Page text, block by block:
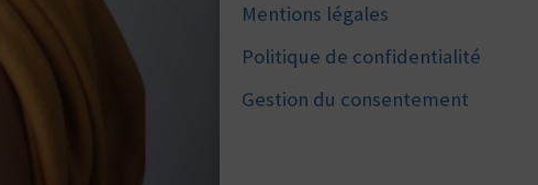
Mentions légales
Politique de confidentialité
Gestion du consentement